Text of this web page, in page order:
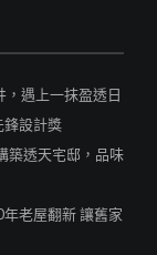
，遇上一抹盈透日
鋒設計獎
築透天宅邸，品味
老屋翻新 讓舊家